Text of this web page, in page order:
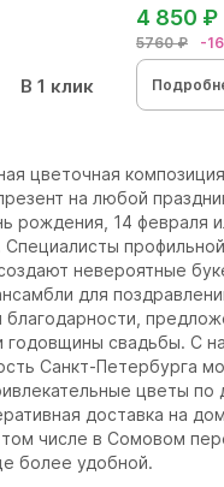
В 1 клик
5760 ₽ -
4 850 ₽
цветочная
на любой
рождения, 14 февраля
Специалисты
невероятные
для
годовщины свадьбы. С
Санкт-Петербурга
цветы по
доставка на
числе в Сомовом
более удобной.